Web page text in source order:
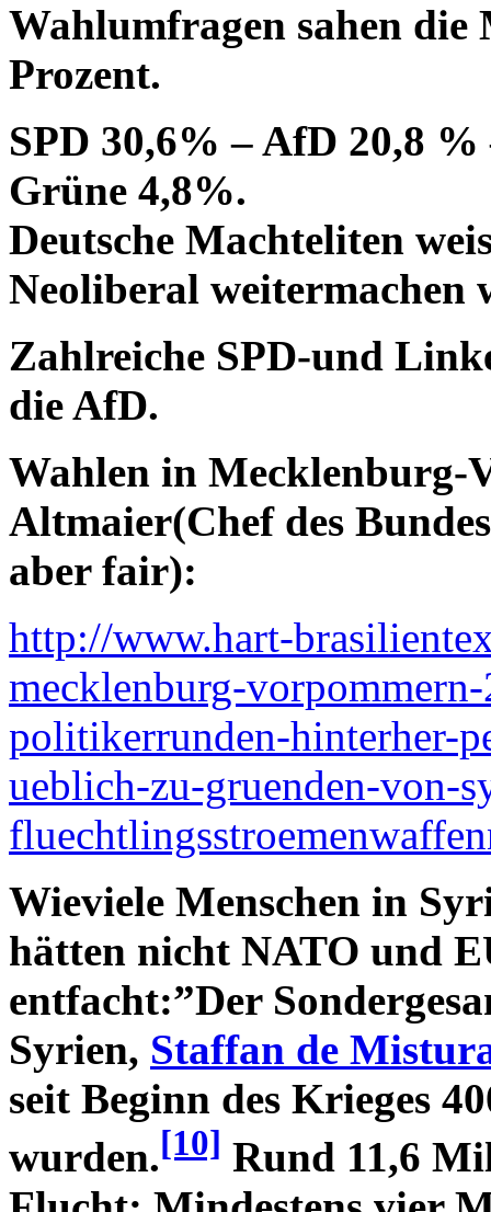
Wahlumfragen sahen die
Prozent.
SPD 30,6% – AfD 20,8
Grüne 4,8%.
Deutsche Machteliten
Neoliberal weitermachen
Zahlreiche SPD-und
die AfD.
Wahlen in Mecklenburg-
Altmaier(Chef des
aber fair):
http://www.hart-
mecklenburg-
politikerrunden-hinterher-
ueblich-zu-gruenden-von-
Wieviele Menschen in
hätten nicht NATO und
entfacht:”Der
Syrien, Staffan de
seit Beginn des Krieges
wurden.[10] Rund 11,6